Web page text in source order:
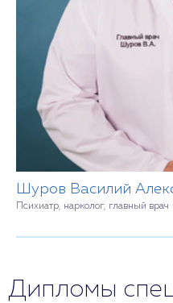
Шуров Василий
Психиатр, нарколог, главный врач
Дипломы